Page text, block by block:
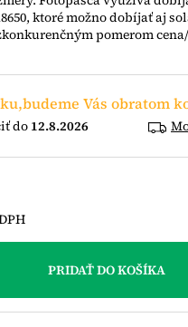
Vás obratom
12.8.2026
PRIDAŤ DO KOŠÍKA
ktoré možno dobíjať aj
pomerom